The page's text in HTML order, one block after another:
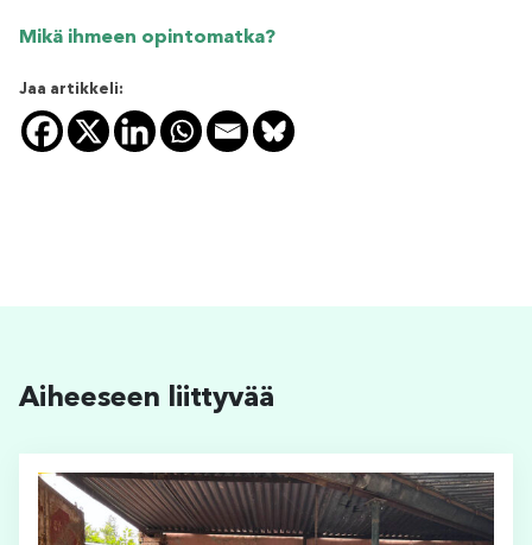
Mikä ihmeen opintomatka?
Jaa artikkeli:
Aiheeseen liittyvää